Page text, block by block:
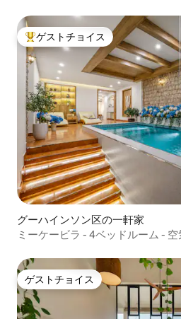
大好評のゲストチョイスです。
ゲストチョイス
グーハインソン区の一軒家
ミーケービラ - 4ベッドルーム -
ゲストチョイス
ゲストチョイス